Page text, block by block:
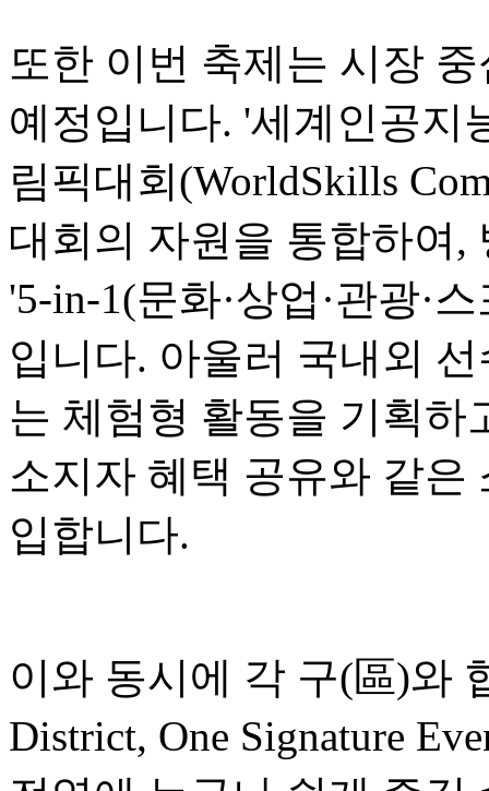
또한 이번 축제는 시장
예정입니다. '세계인공지
림픽대회(WorldSkills
대회의 자원을 통합하여,
'5-in-1(문화·상업·관광·
입니다. 아울러 국내외
는 체험형 활동을 기획하
소지자 혜택 공유와 같은
입합니다.
이와 동시에 각 구(區)와
District, One Signature